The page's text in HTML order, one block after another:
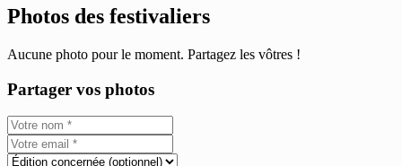
Photos des festivaliers
Aucune photo pour le moment. Partagez les vôtres !
Partager vos photos